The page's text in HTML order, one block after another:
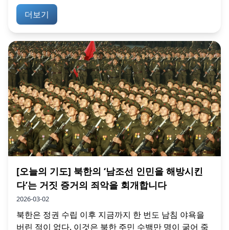
더보기
[오늘의 기도] 북한의 ‘남조선 인민을 해방시킨
다’는 거짓 증거의 죄악을 회개합니다
2026-03-02
북한은 정권 수립 이후 지금까지 한 번도 남침 야욕을
버린 적이 없다. 이것은 북한 주민 수백만 명이 굶어 죽